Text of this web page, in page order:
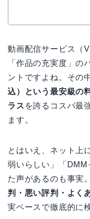
動画配信サービス（
「作品の充実度」の
ントですよね。その
込）という最安級の
ラス を誇るコスパ最
ます。
とはいえ、ネット上
弱いらしい」「
た声があるのも事実
判・悪い評判・よく
実ベースで徹底的に